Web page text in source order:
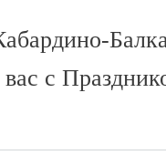
с